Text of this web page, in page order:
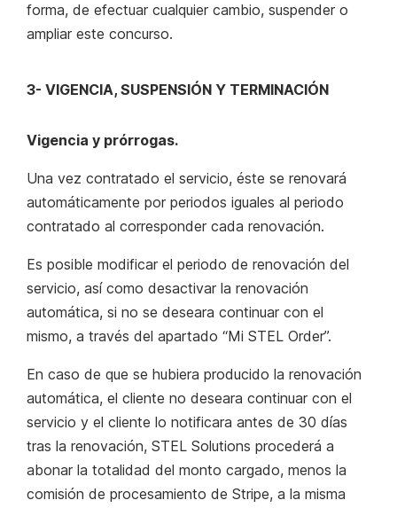
forma, de efectuar cualquier cambio, suspender o
ampliar este concurso.
3- VIGENCIA, SUSPENSIÓN Y TERMINACIÓN
Vigencia y prórrogas.
Una vez contratado el servicio, éste se renovará
automáticamente por periodos iguales al periodo
contratado al corresponder cada renovación.
Es posible modificar el periodo de renovación del
servicio, así como desactivar la renovación
automática, si no se deseara continuar con el
mismo, a través del apartado “Mi STEL Order”.
En caso de que se hubiera producido la renovación
automática, el cliente no deseara continuar con el
servicio y el cliente lo notificara antes de 30 días
tras la renovación, STEL Solutions procederá a
abonar la totalidad del monto cargado, menos la
comisión de procesamiento de Stripe, a la misma